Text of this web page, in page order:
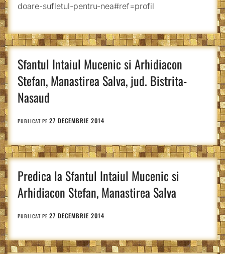
doare-sufletul-pentru-nea#ref=profil
Sfantul Intaiul Mucenic si Arhidiacon
Stefan, Manastirea Salva, jud. Bistrita-
Nasaud
PUBLICAT PE 27 DECEMBRIE 2014
Predica la Sfantul Intaiul Mucenic si
Arhidiacon Stefan, Manastirea Salva
PUBLICAT PE 27 DECEMBRIE 2014